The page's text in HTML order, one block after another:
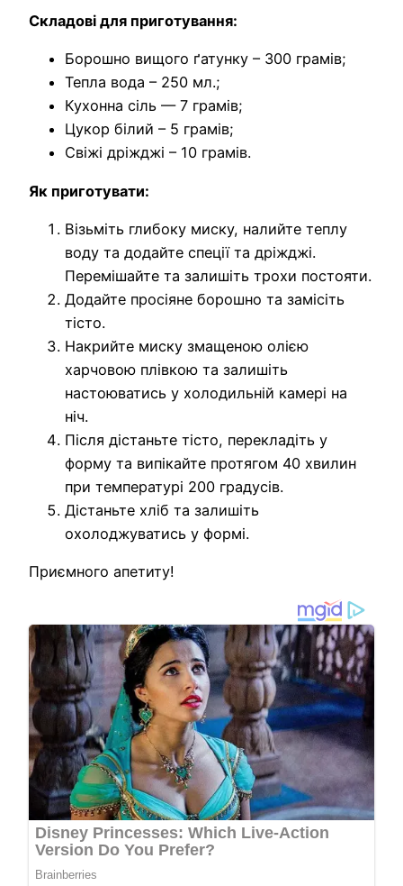
Складові для приготування:
Борошно вищого ґатунку – 300 грамів;
Тепла вода – 250 мл.;
Кухонна сіль — 7 грамів;
Цукор білий – 5 грамів;
Свіжі дріжджі – 10 грамів.
Як приготувати:
Візьміть глибоку миску, налийте теплу
воду та додайте спеції та дріжджі.
Перемішайте та залишіть трохи постояти.
Додайте просіяне борошно та замісіть
тісто.
Накрийте миску змащеною олією
харчовою плівкою та залишіть
настоюватись у холодильній камері на
ніч.
Після дістаньте тісто, перекладіть у
форму та випікайте протягом 40 хвилин
при температурі 200 градусів.
Дістаньте хліб та залишіть
охолоджуватись у формі.
Приємного апетиту!